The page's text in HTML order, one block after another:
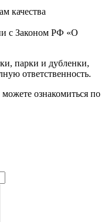
качества
с Законом РФ «О
парки и дубленки,
ответственность.
ознакомиться по